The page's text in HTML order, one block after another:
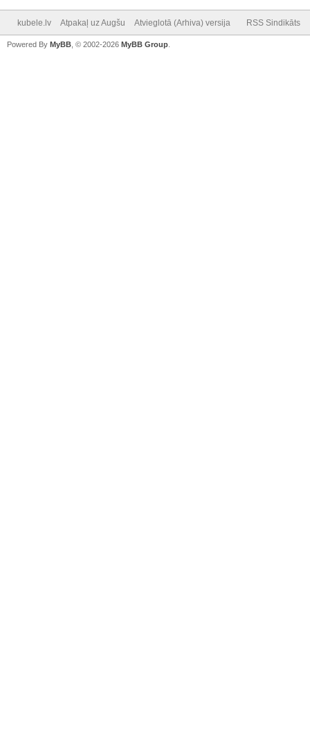
kubele.lv Atpakaļ uz Augšu Atvieglotā (Arhiva) versija RSS Sindikāts
Powered By MyBB , © 2002-2026 MyBB Group